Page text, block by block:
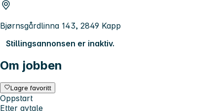
Bjørnsgårdlinna 143, 2849 Kapp
Stillingsannonsen er inaktiv.
Om jobben
Lagre favoritt
Oppstart
Etter avtale